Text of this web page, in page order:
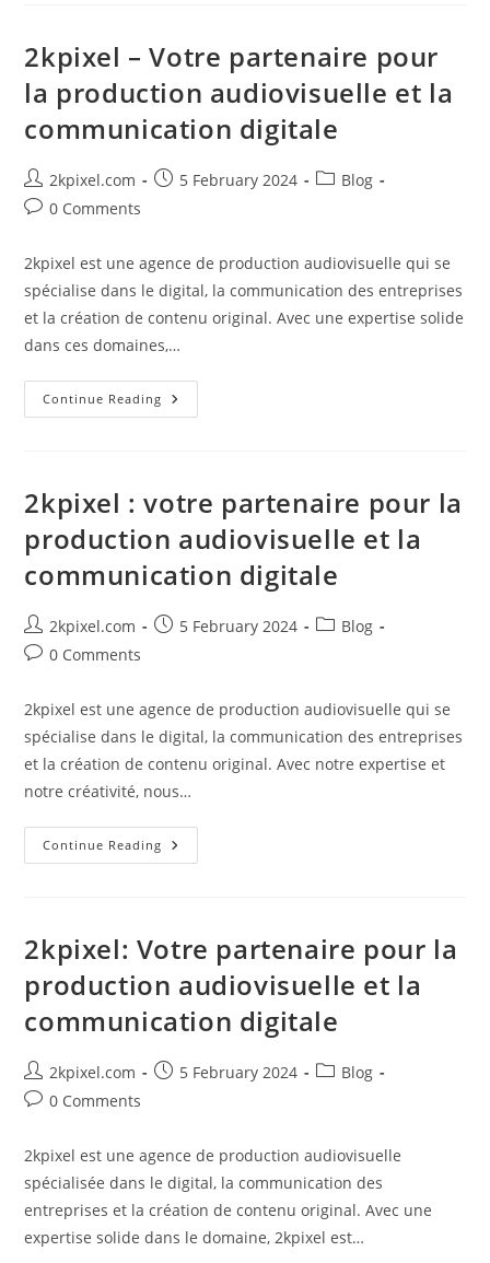
Pour
La
Production
Audiovisuelle
Et
La
Communication
2kpixel – Votre partenaire pour
la production audiovisuelle et la
communication digitale
Post
author:
2kpixel.com
Post5 February 2024
PostBlog
Post0 Comments
2kpixel est une agence de production audiovisuelle qui se
spécialise dans le digital, la communication des entreprises
et la création de contenu original. Avec une expertise solide
dans ces domaines,…
Continue Reading 2kpixel
–
Production
Audiovisuelle
La
Communication
Digitale
2kpixel : votre partenaire pour la
production audiovisuelle et la
communication digitale
Post
author:
2kpixel.com
Post5 February 2024
PostBlog
Post0 Comments
2kpixel est une agence de production audiovisuelle qui se
spécialise dans le digital, la communication des entreprises
et la création de contenu original. Avec notre expertise et
notre créativité, nous…
Continue Reading 2kpixel
:
Production
Audiovisuelle
La
Communication
Digitale
2kpixel: Votre partenaire pour la
production audiovisuelle et la
communication digitale
Post
author:
2kpixel.com
Post5 February 2024
PostBlog
Post0 Comments
2kpixel est une agence de production audiovisuelle
spécialisée dans le digital, la communication des
entreprises et la création de contenu original. Avec une
expertise solide dans le domaine, 2kpixel est…